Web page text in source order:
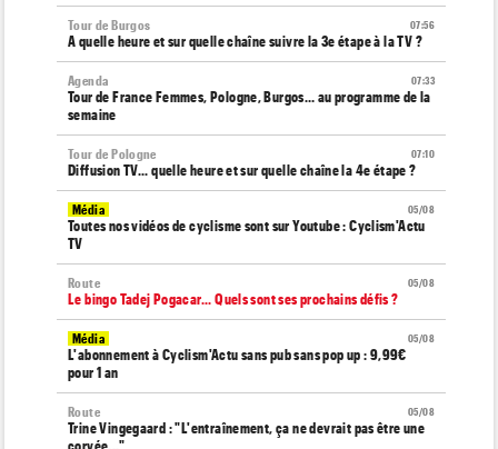
07:56
Tour de Burgos
A quelle heure et sur quelle chaîne suivre la 3e étape à la TV ?
07:33
Agenda
Tour de France Femmes, Pologne, Burgos… au programme de la
semaine
07:10
Tour de Pologne
Diffusion TV... quelle heure et sur quelle chaîne la 4e étape ?
05/08
Média
Toutes nos vidéos de cyclisme sont sur Youtube : Cyclism'Actu
TV
05/08
Route
Le bingo Tadej Pogacar... Quels sont ses prochains défis ?
05/08
Média
L'abonnement à Cyclism'Actu sans pub sans pop up : 9,99€
pour 1 an
05/08
Route
Trine Vingegaard : "L'entraînement, ça ne devrait pas être une